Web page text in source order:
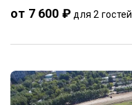
от 7 600 ₽ для 2 гостей